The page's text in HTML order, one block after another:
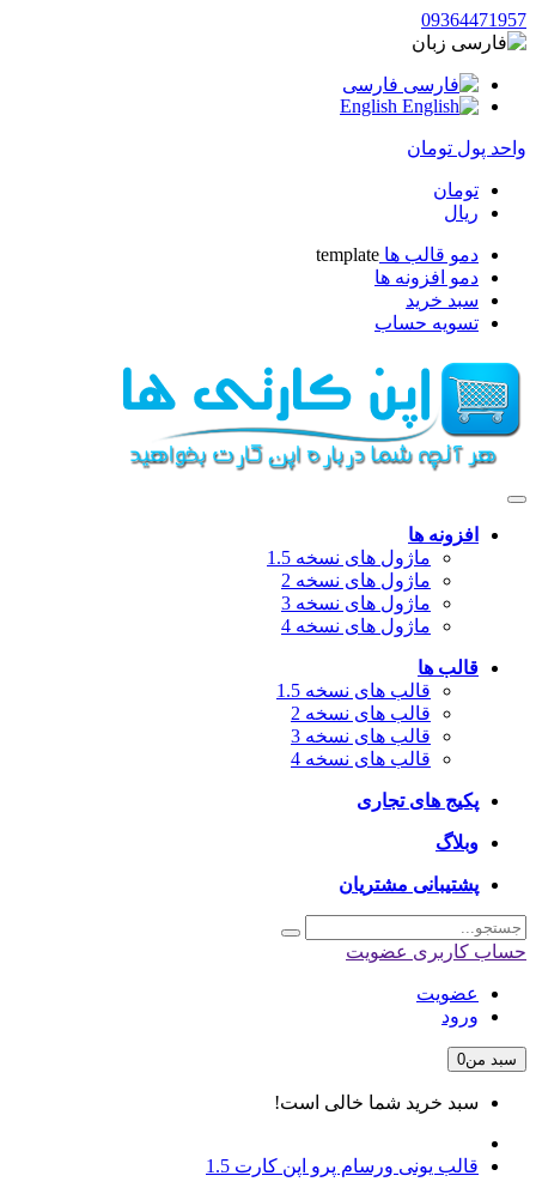
زبان
فارسی
English
پول تومان
تومان
ریال
دمو قالب ها template
دمو افزونه ها
سبد خرید
تسویه حساب
افزونه ها
ماژول های نسخه 1.5
ماژول های نسخه 2
ماژول های نسخه 3
ماژول های نسخه 4
قالب ها
قالب های نسخه 1.5
قالب های نسخه 2
قالب های نسخه 3
قالب های نسخه 4
پکیج های تجاری
وبلاگ
پشتیبانی مشتریان
کاربری عضویت
عضویت
ورود
من0
سبد خرید شما خالی است!
قالب یونی ورسام پرو اپن کارت 1.5